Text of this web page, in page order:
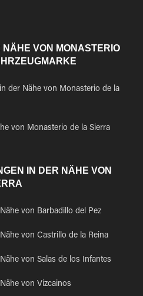
VON MONASTERIO
der Nähe von Monasterio de la
von Monasterio de la Sierra
IN DER NÄHE VON
von Barbadillo del Pez
von Castrillo de la Reina
von Salas de los Infantes
von Vizcainos